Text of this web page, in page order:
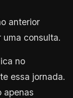
anterior
consulta.
no
essa jornada.
apenas